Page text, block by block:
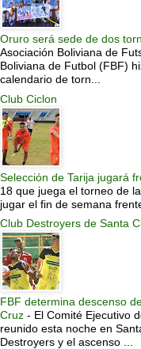
Oruro será sede de dos
Asociación Boliviana de
Boliviana de Futbol (FBF)
calendario de torn...
Club Ciclon
Selección de Tarija jugará
18 que juega el torneo de
jugar el fin de semana
Club Destroyers de Santa
FBF determina descenso
Cruz - El Comité Ejecutivo
reunido esta noche en
Destroyers y el ascenso ...